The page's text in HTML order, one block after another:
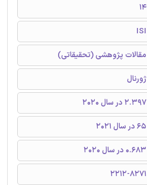
14
ISI
مقالات پژوهشی (تحقیقاتی)
ژورنال
2.397 در سال 2020
65 در سال 2021
0.683 در سال 2020
2212-8271